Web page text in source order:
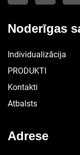
Noderīgas
Individualizācija
PRODUKTI
Kontakti
Atbalsts
Adrese